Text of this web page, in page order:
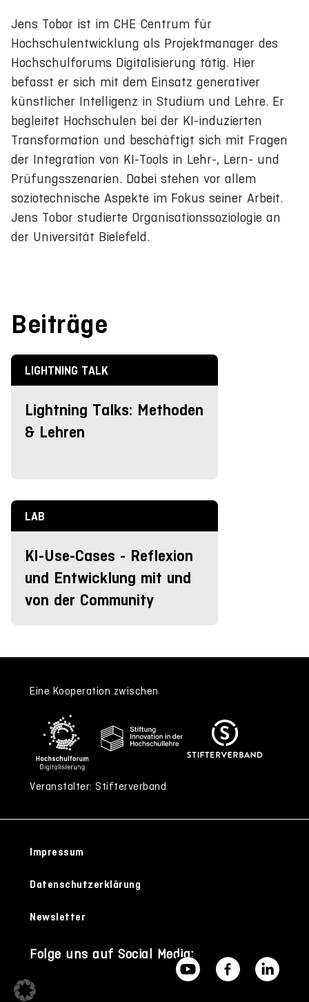
Jens Tobor ist im CHE Centrum für
Hochschulentwicklung als Projektmanager des
Hochschulforums Digitalisierung tätig. Hier
befasst er sich mit dem Einsatz generativer
künstlicher Intelligenz in Studium und Lehre. Er
begleitet Hochschulen bei der KI-induzierten
Transformation und beschäftigt sich mit Fragen
der Integration von KI-Tools in Lehr-, Lern- und
Prüfungsszenarien. Dabei stehen vor allem
soziotechnische Aspekte im Fokus seiner Arbeit.
Jens Tobor studierte Organisationssoziologie an
der Universität Bielefeld.
Beiträge
LIGHTNING TALK
Lightning Talks: Methoden
& Lehren
LAB
KI-Use-Cases - Reflexion
und Entwicklung mit und
von der Community
Eine Kooperation zwischen
Veranstalter: Stifterverband
Impressum
Datenschutzerklärung
Newsletter
Folge uns auf Social Media: